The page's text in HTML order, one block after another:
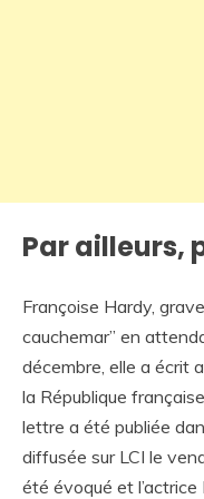
Par ailleurs,
Françoise Hardy,
cauchemar” en
décembre, elle a écrit
la République
lettre a été publiée
diffusée sur LCI le
été évoqué et